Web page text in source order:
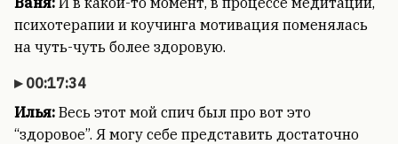
психотерапии и коучинга мотивация поменялась
на чуть-чуть более здоровую.
00:17:34
Илья: Весь этот мой спич был про вот это
“здоровое”. Я могу себе представить достаточно